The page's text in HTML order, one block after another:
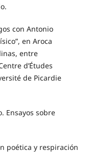
con Antonio
en Aroca
entre
d’Études
de Picardie
Ensayos sobre
poética y respiración